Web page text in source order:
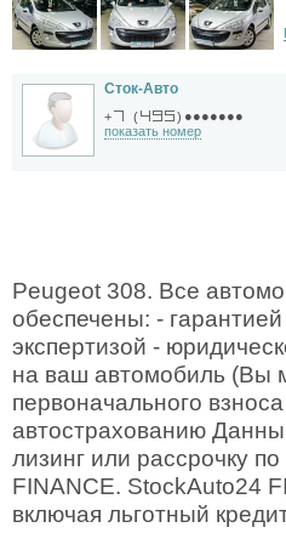
Сток-Авто
+ ( ) ●●●●●●●
показать номер
Peugeot 308. Все
обеспечены: -
экспертизой -
на ваш автомобиль (Вы
первоначального
автострахованию
лизинг или рассрочку
FINANCE. StockAuto24
включая льготный